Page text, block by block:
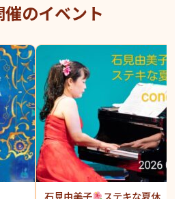
のイベント
石見由美子
ステキな夏休